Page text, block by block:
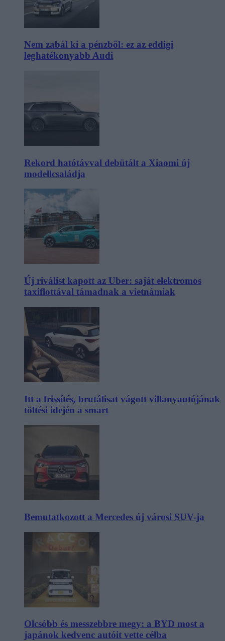
Nem zabál ki a pénzből: ez az eddigi
leghatékonyabb Audi
Rekord hatótávval debütált a Xiaomi új
modellcsaládja
Új riválist kapott az Uber: saját elektromos
taxiflottával támadnak a vietnámiak
Itt a frissítés, brutálisat vágott villanyautójának
töltési idején a smart
Bemutatkozott a Mercedes új városi SUV-ja
Olcsóbb és messzebbre megy: a BYD most a
japánok kedvenc autóit vette célba